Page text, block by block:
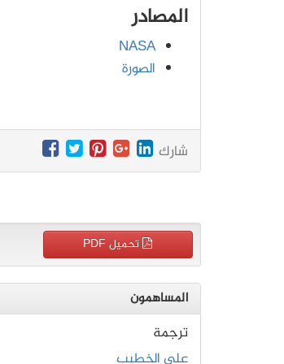
المصادر
NASA
الصورة
شارك
تحميل PDF
المساهمون
ترجمة
علي الخطيب